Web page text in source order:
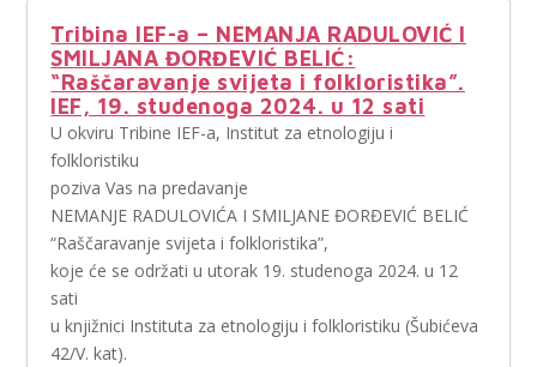
Tribina IEF-a – NEMANJA RADULOVIĆ I
SMILJANA ĐORĐEVIĆ BELIĆ:
“Raščaravanje svijeta i folkloristika”.
IEF, 19. studenoga 2024. u 12 sati
U okviru Tribine IEF-a, Institut za etnologiju i
folkloristiku
poziva Vas na predavanje
NEMANJE RADULOVIĆA I SMILJANE ĐORĐEVIĆ BELIĆ
“Raščaravanje svijeta i folkloristika”,
koje će se održati u utorak 19. studenoga 2024. u 12
sati
u knjižnici Instituta za etnologiju i folkloristiku (Šubićeva
42/V. kat).